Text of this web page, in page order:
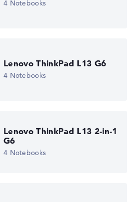
4 Notebooks
Lenovo ThinkPad L13 G6
4 Notebooks
Lenovo ThinkPad L13 2-in-1
G6
4 Notebooks